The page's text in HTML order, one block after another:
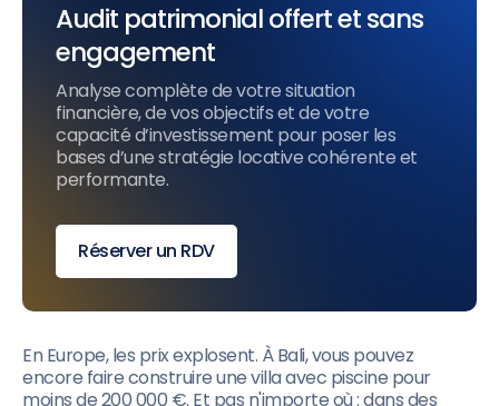
Audit patrimonial offert et sans
engagement
Analyse complète de votre situation
financière, de vos objectifs et de votre
capacité d’investissement pour poser les
bases d’une stratégie locative cohérente et
performante.
Réserver un RDV
En Europe, les prix explosent. À Bali, vous pouvez
encore faire construire une villa avec piscine pour
moins de 200 000 €. Et pas n'importe où : dans des